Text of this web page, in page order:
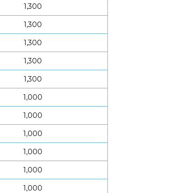
1,300
1,300
1,300
1,300
1,300
1,000
1,000
1,000
1,000
1,000
1,000